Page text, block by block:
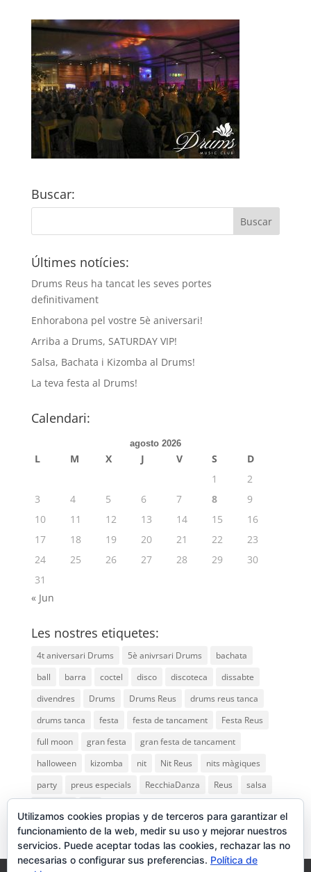
Buscar:
Últimes notícies:
Drums Reus ha tancat les seves portes
definitivament
Enhorabona pel vostre 5è aniversari!
Arriba a Drums, SATURDAY VIP!
Salsa, Bachata i Kizomba al Drums!
La teva festa al Drums!
Calendari:
agosto 2026
L M X J V S
D
1
2
3
4 5 6 7 8
9
10
11 12 13 14 15
16
17
18 19 20 21 22
23
24
25 26 27 28 29
30
31
« Jun
Les nostres etiquetes:
4t aniversari Drums 5è anivrsari Drums
bachata
ball
barra coctel disco discoteca
dissabte
divendres
Drums Drums Reus
drums reus tanca
drums tanca
festa festa de tancament
Festa Reus
full moon
gran festa
gran festa de tancament
halloween
kizomba nit Nit Reus
nits màgiques
party
preus especials RecchiaDanza Reus
salsa
Utilizamos cookies propias y de terceros para garantizar el
funcionamiento de la web, medir su uso y mejorar nuestros
servicios. Puede aceptar todas las cookies, rechazar las no
necesarias o configurar sus preferencias. Política de